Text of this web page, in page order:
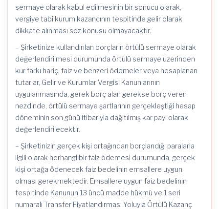
sermaye olarak kabul edilmesinin bir sonucu olarak,
vergiye tabi kurum kazancının tespitinde gelir olarak
dikkate alınması söz konusu olmayacaktır.
– Şirketinize kullandırılan borçların örtülü sermaye olarak
değerlendirilmesi durumunda örtülü sermaye üzerinden
kur farkı hariç, faiz ve benzeri ödemeler veya hesaplanan
tutarlar, Gelir ve Kurumlar Vergisi Kanunlarının
uygulanmasında, gerek borç alan gerekse borç veren
nezdinde, örtülü sermaye şartlarının gerçekleştiği hesap
döneminin son günü itibarıyla dağıtılmış kar payı olarak
değerlendirilecektir.
– Şirketinizin gerçek kişi ortağından borçlandığı paralarla
ilgili olarak herhangi bir faiz ödemesi durumunda, gerçek
kişi ortağa ödenecek faiz bedelinin emsallere uygun
olması gerekmektedir. Emsallere uygun faiz bedelinin
tespitinde Kanunun 13 üncü madde hükmü ve 1 seri
numaralı Transfer Fiyatlandırması Yoluyla Örtülü Kazanç